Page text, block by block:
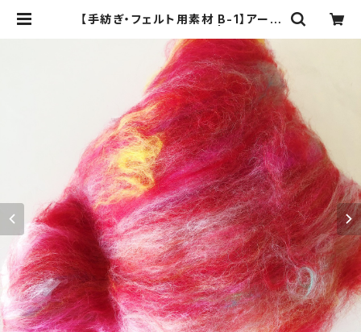
【手紡ぎ・フェルト用素材 B-1】アート
ku:::オドラデク アートヤーン